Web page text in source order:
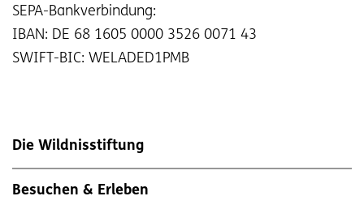
SEPA-Bankverbindung:
IBAN: DE 68 1605 0000 3526 0071 43
SWIFT-BIC: WELADED1PMB
Die Wildnisstiftung
Besuchen & Erleben